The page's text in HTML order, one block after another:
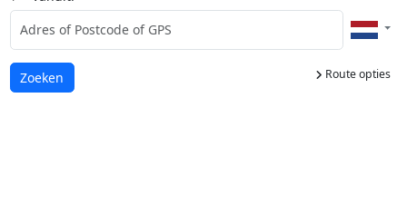
Route opties
Laden...
Zoeken